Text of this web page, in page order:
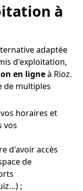
à
adaptée
d'exploitation,
en ligneà Rioz.
de multiples
horaires et
vos
d'avoir accès
de
;